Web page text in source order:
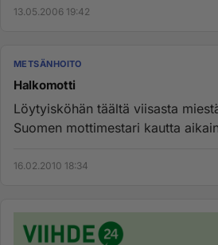
13.05.2006 19:42
METSÄNHOITO
Halkomotti
Löytyisköhän täältä viisasta
Suomen mottimestari kautta
16.02.2010 18:34